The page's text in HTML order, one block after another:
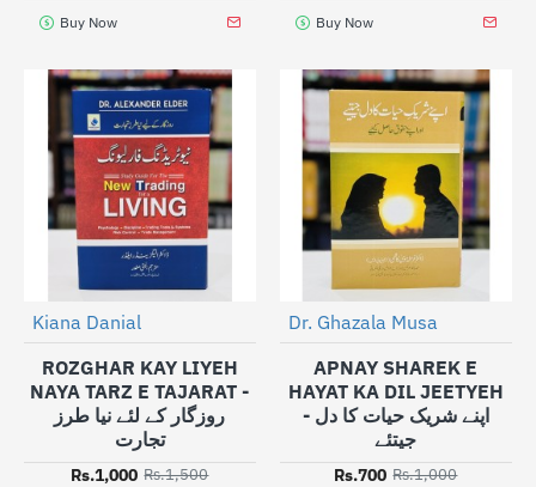
Buy Now Buy Now
-33%
Kiana Danial
ROZGHAR KAY LIYEH
NAYA TARZ E TAJARAT -
روزگار کے لئے نیا طرز
تجارت
Rs.1,000 Rs.1,500
-30%
Dr. Ghazala Musa
APNAY SHAREK E
HAYAT KA DIL JEETYEH
- اپنے شریک حیات کا دل
جیتئے
Rs.700 Rs.1,000